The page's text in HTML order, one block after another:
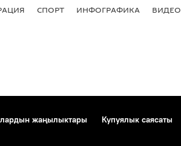
СПОРТ ИНФОГРАФИКА ВИДЕО
жаңылыктары
Купуялык саясаты